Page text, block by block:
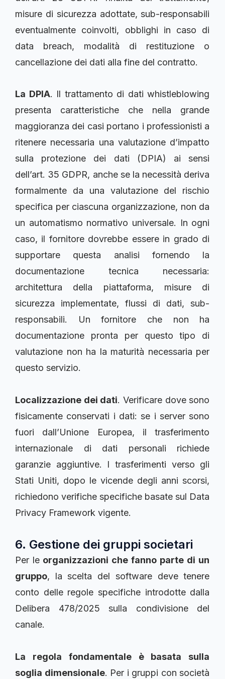
misure di sicurezza adottate, sub-responsabili
eventualmente coinvolti, obblighi in caso di
data breach, modalità di restituzione o
cancellazione dei dati alla fine del contratto.
La DPIA. Il trattamento di dati whistleblowing
presenta caratteristiche che nella grande
maggioranza dei casi portano i professionisti a
ritenere necessaria una valutazione d’impatto
sulla protezione dei dati (DPIA) ai sensi
dell’art. 35 GDPR, anche se la necessità deriva
formalmente da una valutazione del rischio
specifica per ciascuna organizzazione, non da
un automatismo normativo universale. In ogni
caso, il fornitore dovrebbe essere in grado di
supportare questa analisi fornendo la
documentazione tecnica necessaria:
architettura della piattaforma, misure di
sicurezza implementate, flussi di dati, sub-
responsabili. Un fornitore che non ha
documentazione pronta per questo tipo di
valutazione non ha la maturità necessaria per
questo servizio.
Localizzazione dei dati. Verificare dove sono
fisicamente conservati i dati: se i server sono
fuori dall’Unione Europea, il trasferimento
internazionale di dati personali richiede
garanzie aggiuntive. I trasferimenti verso gli
Stati Uniti, dopo le vicende degli anni scorsi,
richiedono verifiche specifiche basate sul Data
Privacy Framework vigente.
6. Gestione dei gruppi societari
Per le organizzazioni che fanno parte di un
gruppo, la scelta del software deve tenere
conto delle regole specifiche introdotte dalla
Delibera 478/2025 sulla condivisione del
canale.
La regola fondamentale è basata sulla
soglia dimensionale. Per i gruppi con società